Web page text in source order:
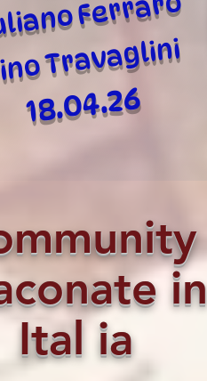
Ferraro
Travaglini
18.04.26
in
Ital ia